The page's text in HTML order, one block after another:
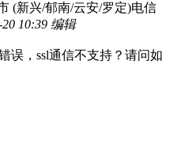
(新兴/郁南/云安/罗定)电信
10:39 编辑
误，ssl通信不支持？请问如